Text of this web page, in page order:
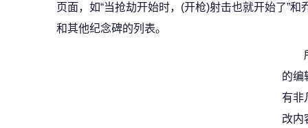
页面，如“当抢劫开始时，(开枪)射击也就开始了”
和其他纪念碑的列表。
的编
有非
改内